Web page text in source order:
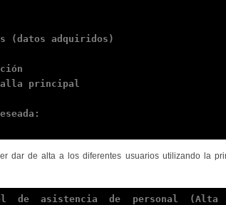
(datos adquiridos)
principal
dar de alta a los diferentes usuarios utilizando la
de asistencia de personal (Alta